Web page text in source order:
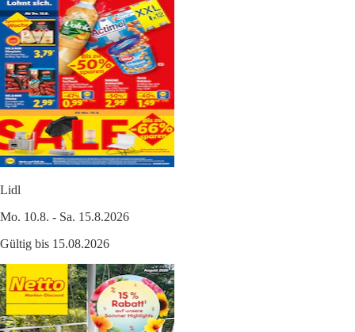
Lidl
Mo. 10.8. - Sa. 15.8.2026
Gültig bis 15.08.2026